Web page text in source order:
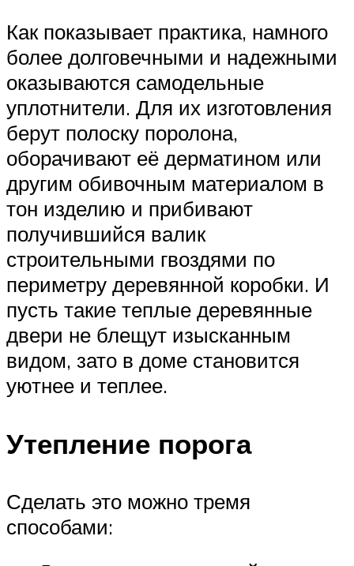
Как показывает практика, намного
более долговечными и надежными
оказываются самодельные
уплотнители. Для их изготовления
берут полоску поролона,
оборачивают её дерматином или
другим обивочным материалом в
тон изделию и прибивают
получившийся валик
строительными гвоздями по
периметру деревянной коробки. И
пусть такие теплые деревянные
двери не блещут изысканным
видом, зато в доме становится
уютнее и теплее.
Утепление порога
Сделать это можно тремя
способами: